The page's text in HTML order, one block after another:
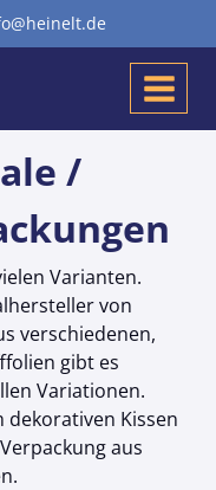
/
Varianten.
von
verschiedenen,
gibt es
Variationen.
dekorativen Kissen
aus